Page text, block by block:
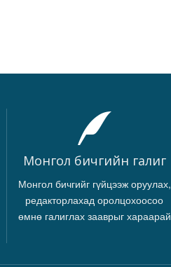
Монгол бичгийн галиг
Монгол бичгийг гүйцээж оруулах,
редакторлахад оролцохоосоо
өмнө галиглах зааврыг хараарай